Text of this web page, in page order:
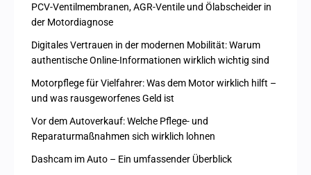
PCV-Ventilmembranen, AGR-Ventile und Ölabscheider in
der Motordiagnose
Digitales Vertrauen in der modernen Mobilität: Warum
authentische Online-Informationen wirklich wichtig sind
Motorpflege für Vielfahrer: Was dem Motor wirklich hilft –
und was rausgeworfenes Geld ist
Vor dem Autoverkauf: Welche Pflege- und
Reparaturmaßnahmen sich wirklich lohnen
Dashcam im Auto – Ein umfassender Überblick